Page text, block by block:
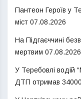
Пантеон Героїв у
міст 07.08.2026
На Підгаєччині
мертвим 07.08.2026
У Теребовлі водій
ДТП отримав